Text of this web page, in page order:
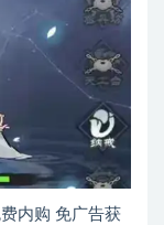
内购 免广告获